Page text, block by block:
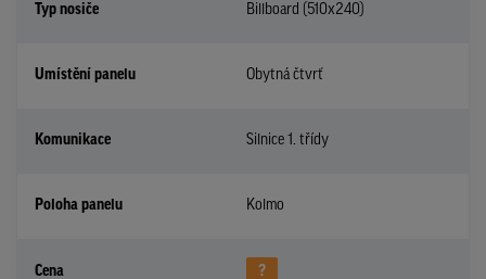
Typ nosiče Billboard (510x240)
Umístění panelu Obytná čtvrť
Komunikace Silnice 1. třídy
Poloha panelu Kolmo
Cena ?